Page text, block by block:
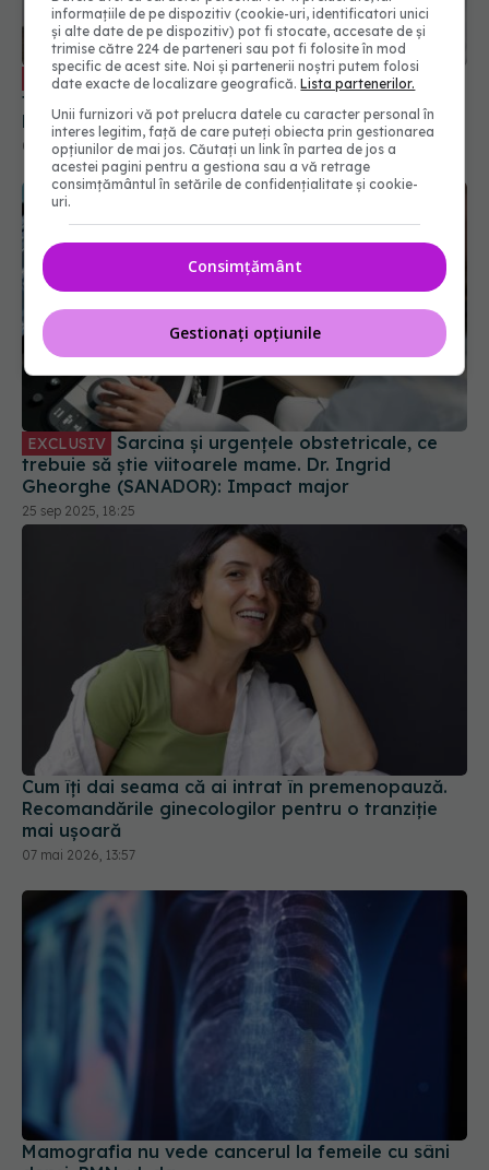
EXCLUSIV Cea mai frecventă afecțiune care
trimite femeile la ginecolog. Dr. Ciprian Cristescu:
Este foarte avantajos. Se vede. Nu trebuie
analiză imagistică
02 iun 2024, 12:33
EXCLUSIV Sarcina și urgențele obstetricale, ce
trebuie să știe viitoarele mame. Dr. Ingrid
Gheorghe (SANADOR): Impact major
25 sep 2025, 18:25
Cum îți dai seama că ai intrat în premenopauză.
Recomandările ginecologilor pentru o tranziție
mai ușoară
07 mai 2026, 13:57
Mamografia nu vede cancerul la femeile cu sâni
denși. RMN-ul, da
28 mai 2025, 16:55
informațiile de pe dispozitiv (cookie-uri, identificatori unici
și alte date de pe dispozitiv) pot fi stocate, accesate de și
trimise către 224 de parteneri sau pot fi folosite în mod
specific de acest site. Noi și partenerii noștri putem folosi
date exacte de localizare geografică.Lista partenerilor.
Unii furnizori vă pot prelucra datele cu caracter personal în
interes legitim, față de care puteți obiecta prin gestionarea
opțiunilor de mai jos. Căutați un link în partea de jos a
acestei pagini pentru a gestiona sau a vă retrage
consimțământul în setările de confidențialitate și cookie-
uri.
Consimțământ
Gestionați opțiunile